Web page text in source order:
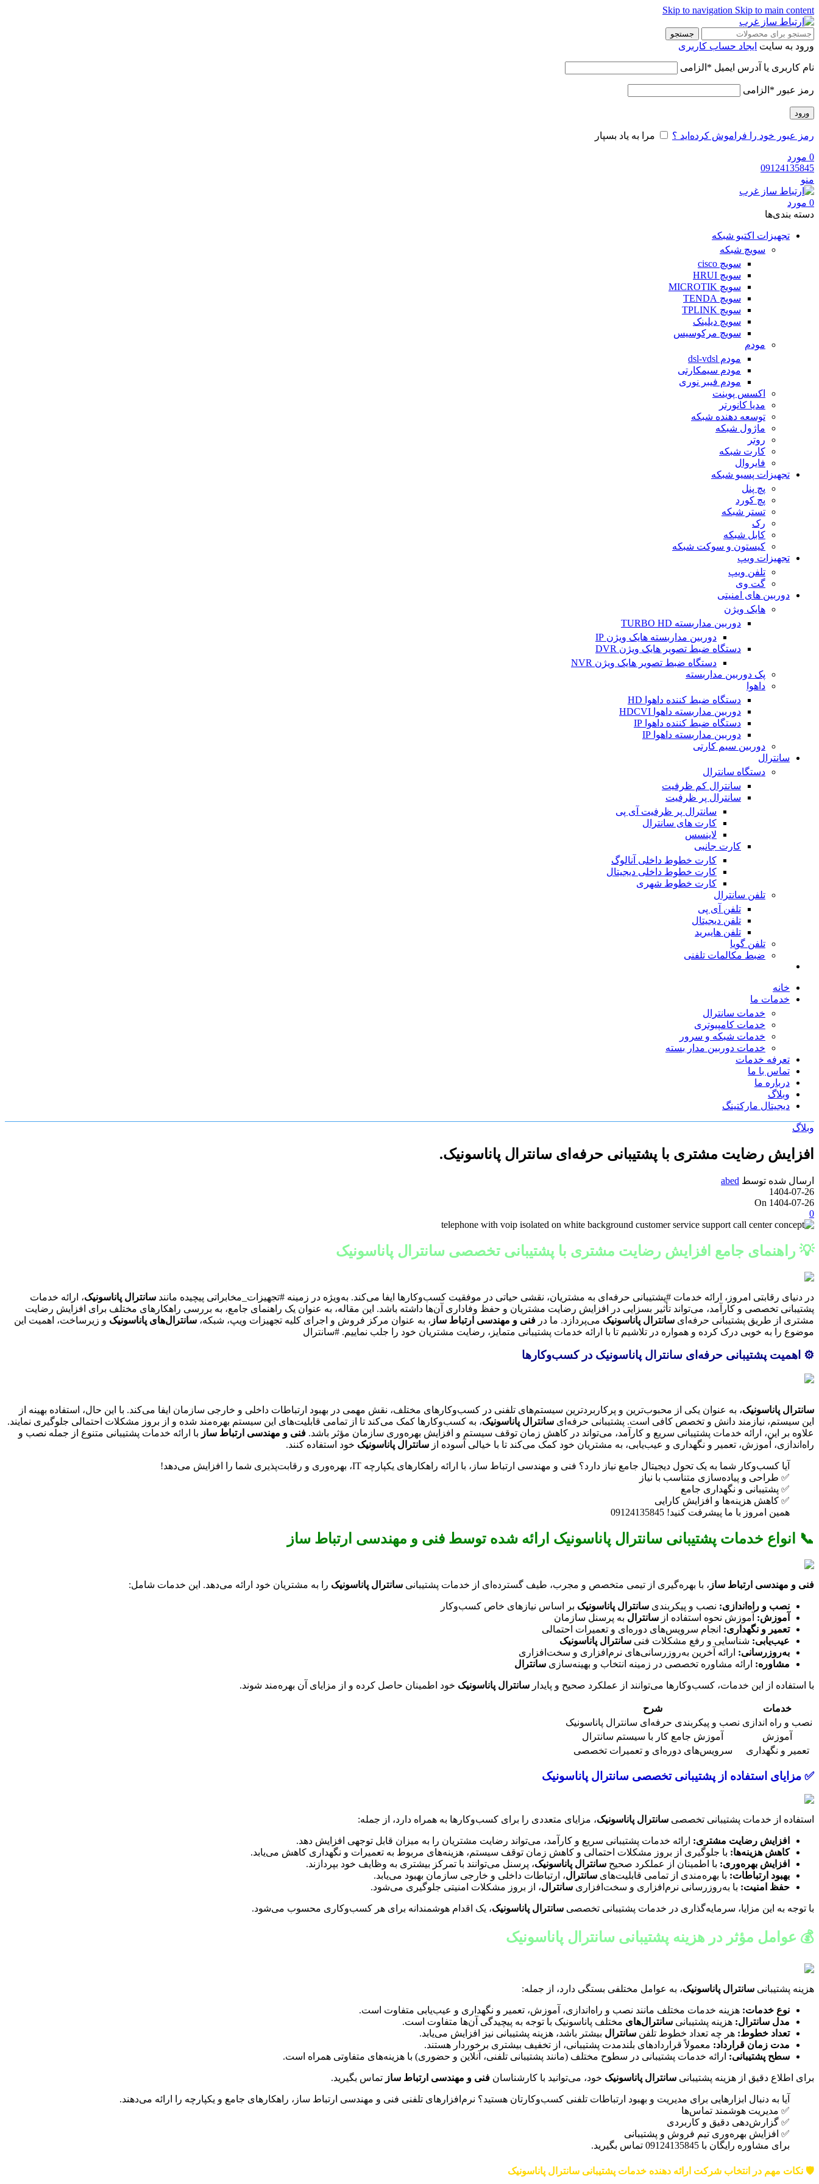
Skip to navigation Skip to main content
جستجو
ورود به سایت ایجاد حساب کاربری
نام کاربری یا آدرس ایمیل * الزامی
رمز عبور * الزامی
ورود
رمز عبور خود را فراموش کرده‌اید ؟ مرا به یاد بسپار
0 مورد
09124135845
منو
0 مورد
دسته‌ بندی‌ها
تجهیزات اکتیو شبکه
سویچ شبکه
سویچ cisco
سویچ HRUI
سویچ MICROTIK
سویچ TENDA
سویچ TPLINK
سویچ دیلینک
سویچ مرکوسیس
مودم
مودم dsl-vdsl
مودم سیمکارتی
مودم فیبر نوری
اکسس پوینت
مدیا کانورتر
توسعه دهنده شبکه
ماژول شبکه
روتر
کارت شبکه
فایروال
تجهیزات پسیو شبکه
پچ پنل
پچ کورد
تستر شبکه
رک
کابل شبکه
کیستون و سوکت شبکه
تجهیزات ویپ
تلفن ویپ
گت وی
دوربین های امنیتی
هایک ویژن
دوربین مداربسته TURBO HD
دوربین مداربسته هایک ویژن IP
دستگاه ضبط تصویر هایک ویژن DVR
دستگاه ضبط تصویر هایک ویژن NVR
پک دوربین مداربسته
داهوا
دستگاه ضبط کننده داهوا HD
دوربین مداربسته داهوا HDCVI
دستگاه ضبط کننده داهوا IP
دوربین مداربسته داهوا IP
دوربین سیم کارتی
سانترال
دستگاه سانترال
سانترال کم ظرفیت
سانترال پر ظرفیت
سانترال پر ظرفیت آی پی
کارت های سانترال
لاینسس
کارت جانبی
کارت خطوط داخلی آنالوگ
کارت خطوط داخلی دیجیتال
کارت خطوط شهری
تلفن سانترال
تلفن آی پی
تلفن دیجیتال
تلفن هایبرید
تلفن گویا
ضبط مکالمات تلفنی
خانه
خدمات ما
خدمات سانترال
خدمات کامپیوتری
خدمات شبکه و سرور
خدمات دوربین مدار بسته
تعرفه خدمات
تماس با ما
درباره ما
وبلاگ
دیجیتال مارکتینگ
وبلاگ
افزایش رضایت مشتری با پشتیبانی حرفه‌ای سانترال پاناسونیک.
ارسال شده توسط abed
1404-07-26
On 1404-07-26
0
💡 راهنمای جامع افزایش رضایت مشتری با پشتیبانی تخصصی سانترال پاناسونیک
در دنیای رقابتی امروز، ارائه خدمات #پشتیبانی حرفه‌ای به مشتریان، نقشی حیاتی در موفقیت کسب‌وکارها ایفا می‌کند. به‌ویژه در زمینه #تجهیزات_مخابراتی پیچیده مانند سانترال پاناسونیک، ارائه خدمات
پشتیبانی تخصصی و کارآمد، می‌تواند تأثیر بسزایی در افزایش رضایت مشتریان و حفظ وفاداری آن‌ها داشته باشد. این مقاله، به عنوان یک راهنمای جامع، به بررسی راهکارهای مختلف برای افزایش رضایت
مشتری از طریق پشتیبانی حرفه‌ای سانترال پاناسونیک می‌پردازد. ما در فنی و مهندسی ارتباط ساز ، به عنوان مرکز فروش و اجرای کلیه تجهیزات ویپ، شبکه، سانترال‌های پاناسونیک و زیرساخت، اهمیت این
موضوع را به خوبی درک کرده و همواره در تلاشیم تا با ارائه خدمات پشتیبانی متمایز، رضایت مشتریان خود را جلب نماییم. #سانترال
⚙️ اهمیت پشتیبانی حرفه‌ای سانترال پاناسونیک در کسب‌وکارها
سانترال پاناسونیک، به عنوان یکی از محبوب‌ترین و پرکاربردترین سیستم‌های تلفنی در کسب‌وکارهای مختلف، نقش مهمی در بهبود ارتباطات داخلی و خارجی سازمان ایفا می‌کند. با این حال، استفاده بهینه از
این سیستم، نیازمند دانش و تخصص کافی است. پشتیبانی حرفه‌ای سانترال پاناسونیک، به کسب‌وکارها کمک می‌کند تا از تمامی قابلیت‌های این سیستم بهره‌مند شده و از بروز مشکلات احتمالی جلوگیری نمایند.
علاوه بر این، ارائه خدمات پشتیبانی سریع و کارآمد، می‌تواند در کاهش زمان توقف سیستم و افزایش بهره‌وری سازمان مؤثر باشد. فنی و مهندسی ارتباط ساز با ارائه خدمات پشتیبانی متنوع از جمله نصب و
راه‌اندازی، آموزش، تعمیر و نگهداری و عیب‌یابی، به مشتریان خود کمک می‌کند تا با خیالی آسوده از سانترال پاناسونیک خود استفاده کنند.
آیا کسب‌وکار شما به یک تحول دیجیتال جامع نیاز دارد؟ فنی و مهندسی ارتباط ساز، با ارائه راهکارهای یکپارچه IT، بهره‌وری و رقابت‌پذیری شما را افزایش می‌دهد!
✅ طراحی و پیاده‌سازی متناسب با نیاز
✅ پشتیبانی و نگهداری جامع
✅ کاهش هزینه‌ها و افزایش کارایی
همین امروز با ما پیشرفت کنید! 09124135845
📞 انواع خدمات پشتیبانی سانترال پاناسونیک ارائه شده توسط فنی و مهندسی ارتباط ساز
فنی و مهندسی ارتباط ساز ، با بهره‌گیری از تیمی متخصص و مجرب، طیف گسترده‌ای از خدمات پشتیبانی سانترال پاناسونیک را به مشتریان خود ارائه می‌دهد. این خدمات شامل:
نصب و راه‌اندازی: نصب و پیکربندی سانترال پاناسونیک بر اساس نیازهای خاص کسب‌وکار
آموزش: آموزش نحوه استفاده از سانترال به پرسنل سازمان
تعمیر و نگهداری: انجام سرویس‌های دوره‌ای و تعمیرات احتمالی
عیب‌یابی: شناسایی و رفع مشکلات فنی سانترال پاناسونیک
به‌روزرسانی: ارائه آخرین به‌روزرسانی‌های نرم‌افزاری و سخت‌افزاری
مشاوره: ارائه مشاوره تخصصی در زمینه انتخاب و بهینه‌سازی سانترال
با استفاده از این خدمات، کسب‌وکارها می‌توانند از عملکرد صحیح و پایدار سانترال پاناسونیک خود اطمینان حاصل کرده و از مزایای آن بهره‌مند شوند.
خدمات
شرح
نصب و راه اندازی نصب و پیکربندی حرفه‌ای سانترال پاناسونیک
آموزش
آموزش جامع کار با سیستم سانترال
تعمیر و نگهداری
سرویس‌های دوره‌ای و تعمیرات تخصصی
✅ مزایای استفاده از پشتیبانی تخصصی سانترال پاناسونیک
استفاده از خدمات پشتیبانی تخصصی سانترال پاناسونیک، مزایای متعددی را برای کسب‌وکارها به همراه دارد، از جمله:
افزایش رضایت مشتری: ارائه خدمات پشتیبانی سریع و کارآمد، می‌تواند رضایت مشتریان را به میزان قابل توجهی افزایش دهد.
کاهش هزینه‌ها: با جلوگیری از بروز مشکلات احتمالی و کاهش زمان توقف سیستم، هزینه‌های مربوط به تعمیرات و نگهداری کاهش می‌یابد.
افزایش بهره‌وری: با اطمینان از عملکرد صحیح سانترال پاناسونیک، پرسنل می‌توانند با تمرکز بیشتری به وظایف خود بپردازند.
بهبود ارتباطات: با بهره‌مندی از تمامی قابلیت‌های سانترال، ارتباطات داخلی و خارجی سازمان بهبود می‌یابد.
حفظ امنیت: با به‌روزرسانی نرم‌افزاری و سخت‌افزاری سانترال، از بروز مشکلات امنیتی جلوگیری می‌شود.
با توجه به این مزایا، سرمایه‌گذاری در خدمات پشتیبانی تخصصی سانترال پاناسونیک، یک اقدام هوشمندانه برای هر کسب‌وکاری محسوب می‌شود.
💰 عوامل مؤثر در هزینه پشتیبانی سانترال پاناسونیک
هزینه پشتیبانی سانترال پاناسونیک، به عوامل مختلفی بستگی دارد، از جمله:
نوع خدمات: هزینه خدمات مختلف مانند نصب و راه‌اندازی، آموزش، تعمیر و نگهداری و عیب‌یابی متفاوت است.
مدل سانترال: هزینه پشتیبانی سانترال‌های مختلف پاناسونیک با توجه به پیچیدگی آن‌ها متفاوت است.
تعداد خطوط: هر چه تعداد خطوط تلفن سانترال بیشتر باشد، هزینه پشتیبانی نیز افزایش می‌یابد.
مدت زمان قرارداد: معمولاً قراردادهای بلندمدت پشتیبانی، از تخفیف بیشتری برخوردار هستند.
سطح پشتیبانی: ارائه خدمات پشتیبانی در سطوح مختلف (مانند پشتیبانی تلفنی، آنلاین و حضوری) با هزینه‌های متفاوتی همراه است.
برای اطلاع دقیق از هزینه پشتیبانی سانترال پاناسونیک خود، می‌توانید با کارشناسان فنی و مهندسی ارتباط ساز تماس بگیرید.
آیا به دنبال ابزارهایی برای مدیریت و بهبود ارتباطات تلفنی کسب‌وکارتان هستید؟ نرم‌افزارهای تلفنی فنی و مهندسی ارتباط ساز، راهکارهای جامع و یکپارچه را ارائه می‌دهند.
✅ مدیریت هوشمند تماس‌ها
✅ گزارش‌دهی دقیق و کاربردی
✅ افزایش بهره‌وری تیم فروش و پشتیبانی
برای مشاوره رایگان با 09124135845 تماس بگیرید.
🛡️ نکات مهم در انتخاب شرکت ارائه دهنده خدمات پشتیبانی سانترال پاناسونیک